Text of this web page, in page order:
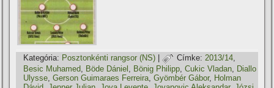
Kategória: Posztonkénti rangsor (NS) | Címke: 2013/14,
Besic Muhamed Böde Dániel Bönig Philipp ,Cukic Vladan Diallo
Ulysse ,Gerson Guimaraes Ferreira ,Gyömbér Gábor, Holman